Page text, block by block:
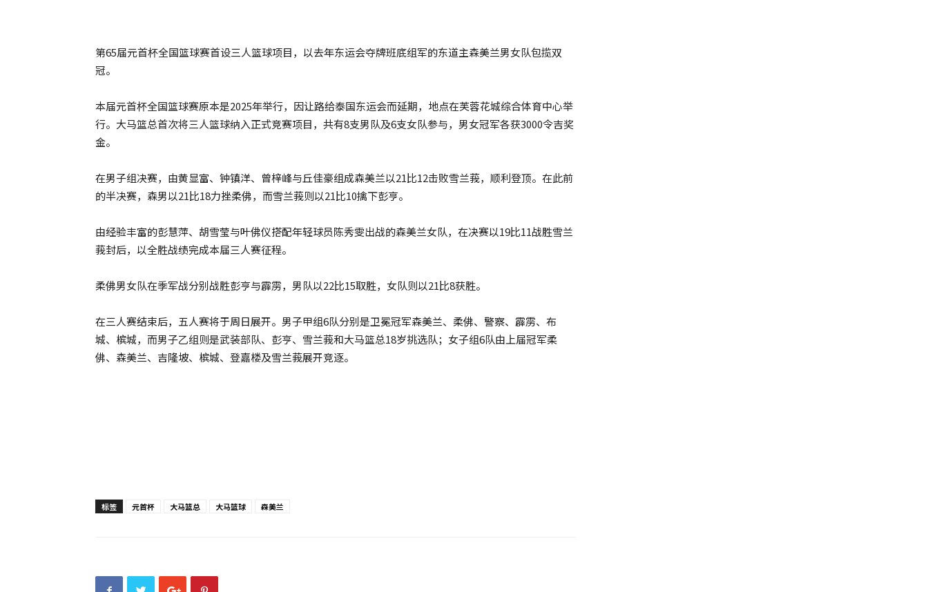
第65届元首杯全国篮球赛首设三人篮球项目，以去年东运会夺牌班底组军的东道主森美兰男女队包揽双
冠。
本届元首杯全国篮球赛原本是2025年举行，因让路给泰国东运会而延期，地点在芙蓉花城综合体育中心举
行。大马篮总首次将三人篮球纳入正式竞赛项目，共有8支男队及6支女队参与，男女冠军各获3000令吉奖
金。
在男子组决赛，由黄显富、钟镇洋、曾梓峰与丘佳豪组成森美兰以21比12击败雪兰莪，顺利登顶。在此前
的半决赛，森男以21比18力挫柔佛，而雪兰莪则以21比10擒下彭亨。
由经验丰富的彭慧萍、胡雪莹与叶佛仪搭配年轻球员陈秀雯出战的森美兰女队，在决赛以19比11战胜雪兰
莪封后，以全胜战绩完成本届三人赛征程。
柔佛男女队在季军战分别战胜彭亨与霹雳，男队以22比15取胜，女队则以21比8获胜。
在三人赛结束后，五人赛将于周日展开。男子甲组6队分别是卫冕冠军森美兰、柔佛、警察、霹雳、布
城、槟城，而男子乙组则是武装部队、彭亨、雪兰莪和大马篮总18岁挑选队；女子组6队由上届冠军柔
佛、森美兰、吉隆坡、槟城、登嘉楼及雪兰莪展开竞逐。
标签 元首杯 大马篮总 大马篮球 森美兰